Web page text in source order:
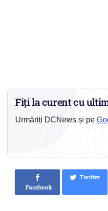
Fiți la curent cu
Urmăriți DCNews și pe
Facebook
Twitter